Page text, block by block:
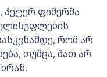
პეტერ ფიშერმა
რომ არ
თუმცა, მათ არ